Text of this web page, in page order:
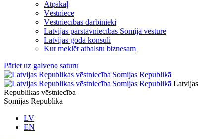
Atpakaļ
Vēstniece
Vēstniecības darbinieki
Latvijas pārstāvniecības Somijā vēsture
Latvijas goda konsuli
Kur meklēt atbalstu biznesam
Pāriet uz galveno saturu
Latvijas
Republikas vēstniecība
Somijas Republikā
LV
EN